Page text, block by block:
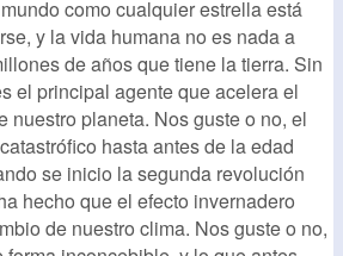
como cualquier estrella está
y la vida humana no es nada a
de años que tiene la tierra. Sin
el principal agente que acelera el
nuestro planeta. Nos guste o no, el
hasta antes de la edad
se inicio la segunda revolución
hecho que el efecto invernadero
de nuestro clima. Nos guste o no,